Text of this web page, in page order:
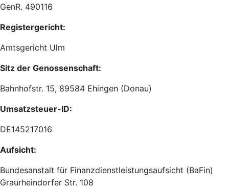
GenR. 490116
Registergericht:
Amtsgericht Ulm
Sitz der Genossenschaft:
Bahnhofstr. 15, 89584 Ehingen (Donau)
Umsatzsteuer-ID:
DE145217016
Aufsicht:
Bundesanstalt für Finanzdienstleistungsaufsicht (BaFin)
Graurheindorfer Str. 108